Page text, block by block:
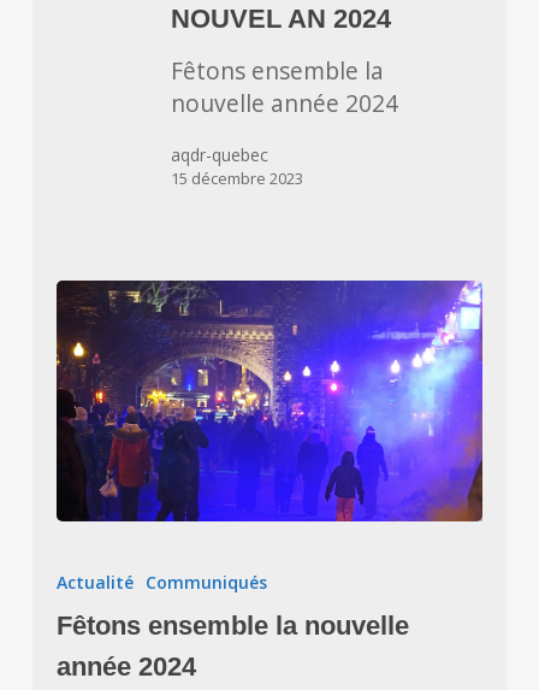
AN
2024
NOUVEL AN 2024
Fêtons ensemble la
nouvelle année 2024
aqdr-quebec
15 décembre 2023
ensemble
nouvelle
année
Actualité Communiqués
Fêtons ensemble la nouvelle
année 2024